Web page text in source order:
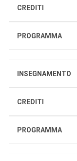
CREDITI
PROGRAMMA
INSEGNAMENTO
CREDITI
PROGRAMMA